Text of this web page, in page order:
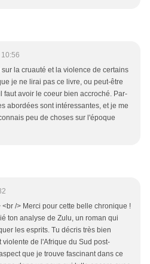
la cruauté et la violence de certains
je ne lirai pas ce livre, ou peut-être
faut avoir le coeur bien accroché. Par-
abordées sont intéressantes, et je me
peu de choses sur l'époque
<br /> Merci pour cette belle chronique !
ton analyse de Zulu, un roman qui
les esprits. Tu décris très bien
violente de l'Afrique du Sud post-
que je trouve fascinant dans ce